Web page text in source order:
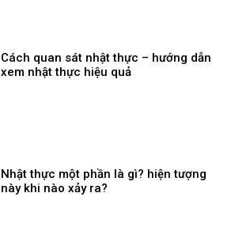
Cách quan sát nhật thực – hướng dẫn
xem nhật thực hiệu quả
Nhật thực một phần là gì? hiện tượng
này khi nào xảy ra?